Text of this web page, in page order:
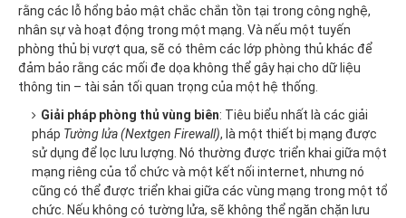
rằng các lỗ hổng bảo mật chắc chắn tồn tại trong công nghệ,
nhân sự và hoạt động trong một mạng. Và nếu một tuyến
phòng thủ bị vượt qua, sẽ có thêm các lớp phòng thủ khác để
đảm bảo rằng các mối đe dọa không thể gây hại cho dữ liệu
thông tin – tài sản tối quan trọng của một hệ thống.
Giải pháp phòng thủ vùng biên: Tiêu biểu nhất là các giải
pháp Tường lửa (Nextgen Firewall), là một thiết bị mạng được
sử dụng để lọc lưu lượng. Nó thường được triển khai giữa một
mạng riêng của tổ chức và một kết nối internet, nhưng nó
cũng có thể được triển khai giữa các vùng mạng trong một tổ
chức. Nếu không có tường lửa, sẽ không thể ngăn chặn lưu